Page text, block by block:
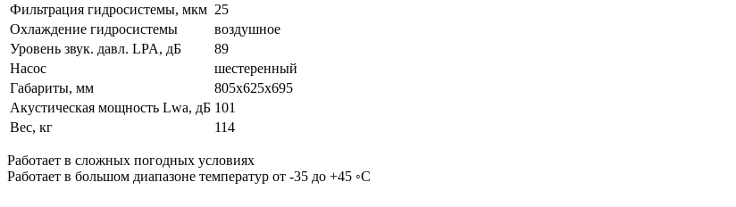
Фильтрация гидросистемы, мкм 25
Охлаждение гидросистемы
воздушное
Уровень звук. давл. LPA, дБ
89
Насос
шестеренный
Габариты, мм
805x625x695
Акустическая мощность Lwa, дБ 101
Вес, кг
114
Работает в сложных погодных условиях
Работает в большом диапазоне температур от -35 до +45 ◦С